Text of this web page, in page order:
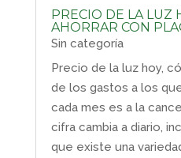
PRECIO DE LA LUZ
AHORRAR CON
Sin categoría
Precio de la luz hoy,
de los gastos a los
cada mes es a la
cifra cambia a diario,
que existe una